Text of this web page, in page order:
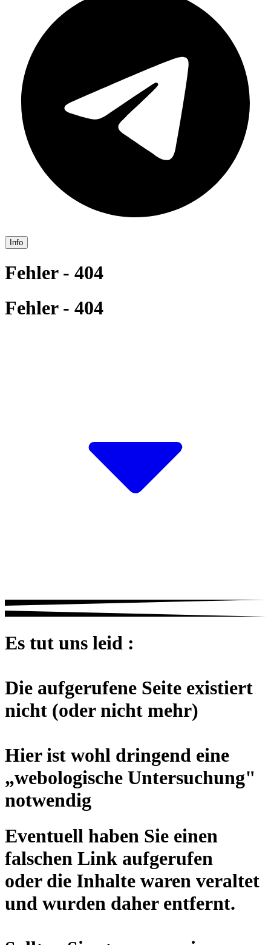
Info
Fehler - 404
Fehler - 404
Es tut uns leid :
Die aufgerufene Seite existiert
nicht (oder nicht mehr)
Hier ist wohl dringend eine
„webologische Untersuchung"
notwendig
Eventuell haben Sie einen
falschen Link aufgerufen
oder die Inhalte waren veraltet
und wurden daher entfernt.